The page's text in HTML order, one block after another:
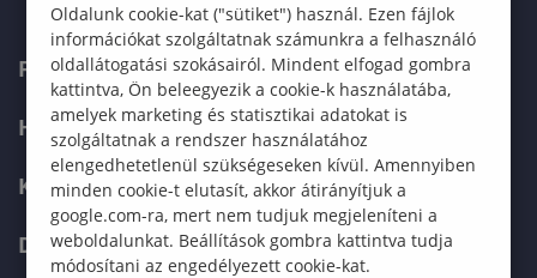
FELVÉTELIZŐKNEK
HALLGATÓKNAK
KÉPZÉSEK
DOKTORI ISKOLA
Oldalunk cookie-kat ("sütiket") használ. Ezen fájlok
információkat szolgáltatnak számunkra a felhasználó
oldallátogatási szokásairól. Mindent elfogad gombra
kattintva, Ön beleegyezik a cookie-k használatába,
amelyek marketing és statisztikai adatokat is
szolgáltatnak a rendszer használatához
elengedhetetlenül szükségeseken kívül. Amennyiben
minden cookie-t elutasít, akkor átirányítjuk a
google.com-ra, mert nem tudjuk megjeleníteni a
weboldalunkat. Beállítások gombra kattintva tudja
módosítani az engedélyezett cookie-kat.